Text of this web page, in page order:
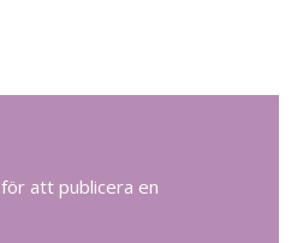
för att publicera en